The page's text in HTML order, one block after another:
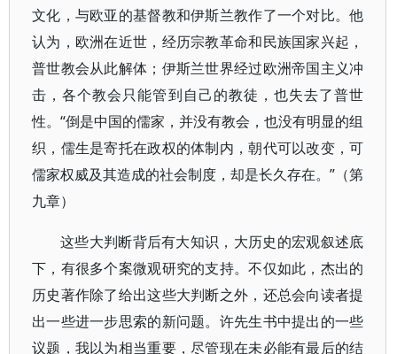
文化，与欧亚的基督教和伊斯兰教作了一个对比。他
认为，欧洲在近世，经历宗教革命和民族国家兴起，
普世教会从此解体；伊斯兰世界经过欧洲帝国主义冲
击，各个教会只能管到自己的教徒，也失去了普世
性。“倒是中国的儒家，并没有教会，也没有明显的组
织，儒生是寄托在政权的体制内，朝代可以改变，可
儒家权威及其造成的社会制度，却是长久存在。”（第
九章）
这些大判断背后有大知识，大历史的宏观叙述底
下，有很多个案微观研究的支持。不仅如此，杰出的
历史著作除了给出这些大判断之外，还总会向读者提
出一些进一步思索的新问题。许先生书中提出的一些
议题，我以为相当重要，尽管现在未必能有最后的结